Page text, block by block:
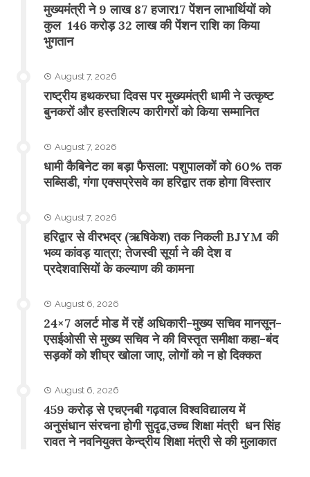
मुख्यमंत्री ने 9 लाख 87 हजार17 पेंशन लाभार्थियों को
कुल 146 करोड़ 32 लाख की पेंशन राशि का किया
भुगतान
August 7, 2026
राष्ट्रीय हथकरघा दिवस पर मुख्यमंत्री धामी ने उत्कृष्ट
बुनकरों और हस्तशिल्प कारीगरों को किया सम्मानित
August 7, 2026
​धामी कैबिनेट का बड़ा फैसला: पशुपालकों को 60% तक
सब्सिडी, गंगा एक्सप्रेसवे का हरिद्वार तक होगा विस्तार
August 7, 2026
​हरिद्वार से वीरभद्र (ऋषिकेश) तक निकली BJYM की
भव्य कांवड़ यात्रा; तेजस्वी सूर्या ने की देश व
प्रदेशवासियों के कल्याण की कामना
August 6, 2026
24×7 अलर्ट मोड में रहें अधिकारी-मुख्य सचिव मानसून-
एसईओसी से मुख्य सचिव ने की विस्तृत समीक्षा कहा-बंद
सड़कों को शीघ्र खोला जाए, लोगों को न हो दिक्कत
August 6, 2026
459 करोड़ से एचएनबी गढ़वाल विश्वविद्यालय में
अनुसंधान संरचना होगी सुदृढ,उच्च शिक्षा मंत्री धन सिंह
रावत ने नवनियुक्त केन्द्रीय शिक्षा मंत्री से की मुलाकात